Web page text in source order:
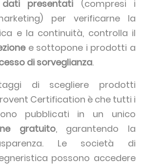
dati presentati (compresi i
per verificarne la
e la continuità, controlla il
e sottopone i prodotti a
di sorveglianza.
di scegliere prodotti
Certification è che tutti i
pubblicati in un unico
gratuito, garantendo la
Le società di
possono accedere